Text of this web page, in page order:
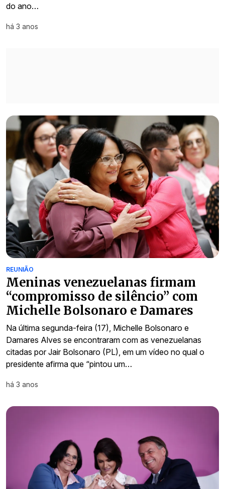
do ano…
há 3 anos
REUNIÃO
Meninas venezuelanas firmam
“compromisso de silêncio” com
Michelle Bolsonaro e Damares
Na última segunda-feira (17), Michelle Bolsonaro e
Damares Alves se encontraram com as venezuelanas
citadas por Jair Bolsonaro (PL), em um vídeo no qual o
presidente afirma que “pintou um…
há 3 anos